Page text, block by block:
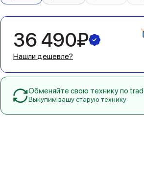
36 490₽
Нашли дешевле?
Обменяйте свою технику по
Выкупим вашу старую технику